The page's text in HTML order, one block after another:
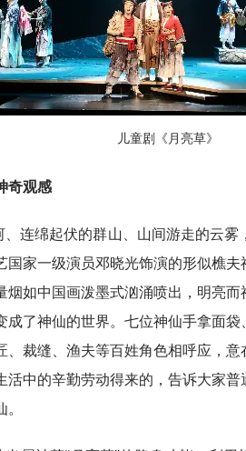
儿童剧《月亮草》
奇观感
连绵起伏的群山、山间游走的云
国家一级演员邓晓光饰演的形似樵
烟如中国画泼墨式汹涌喷出，明亮而
成了神仙的世界。七位神仙手拿面
、裁缝、渔夫等百姓角色相呼应，
活中的辛勤劳动得来的，告诉大家